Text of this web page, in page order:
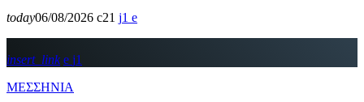
today06/08/2026 21 1
insert_link
1
ΜΕΣΣΗΝΙΑ